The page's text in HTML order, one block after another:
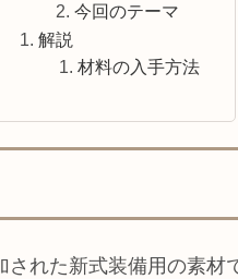
今回のテーマ
解説
材料の入手方法
れた新式装備用の素材